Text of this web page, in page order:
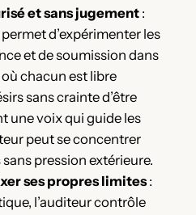
et sans jugement:
d’expérimenter les
et de soumission dans
chacun est libre
sans crainte d’être
une voix qui guide les
peut se concentrer
pression extérieure.
ses propres limites:
l’auditeur contrôle